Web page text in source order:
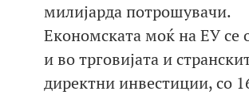
милијарда потрошувачи.
Економската моќ на ЕУ се
и во трговијата и
директни инвестиции, со